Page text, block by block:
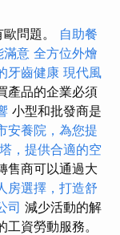
問題。 自助餐
滿意 全方位外燴
牙齒健康 現代風
產品的企業必須
小型和批發商是
安養院，為您提
，提供合適的空
售商可以通過大
房選擇，打造舒
司 減少活動的解
資勞動服務。